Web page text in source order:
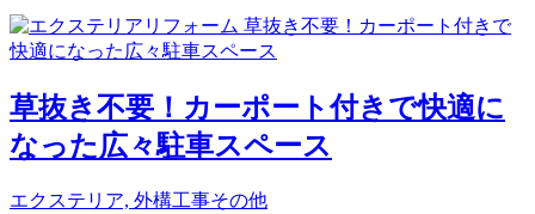
草抜き不要！カーポート付きで快適に
なった広々駐車スペース
エクステリア, 外構工事その他